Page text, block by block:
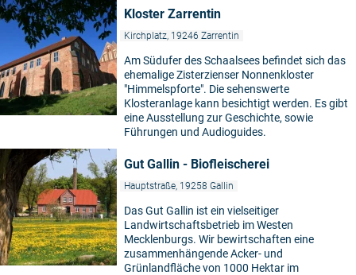
Kloster Zarrentin
Kirchplatz, 19246 Zarrentin
Am Südufer des Schaalsees befindet sich das
ehemalige Zisterzienser Nonnenkloster
"Himmelspforte". Die sehenswerte
Klosteranlage kann besichtigt werden. Es gibt
eine Ausstellung zur Geschichte, sowie
Führungen und Audioguides.
Gut Gallin - Biofleischerei
Hauptstraße, 19258 Gallin
Das Gut Gallin ist ein vielseitiger
Landwirtschaftsbetrieb im Westen
Mecklenburgs. Wir bewirtschaften eine
zusammenhängende Acker- und
Grünlandfläche von 1000 Hektar im